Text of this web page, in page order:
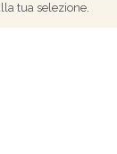
tua selezione.